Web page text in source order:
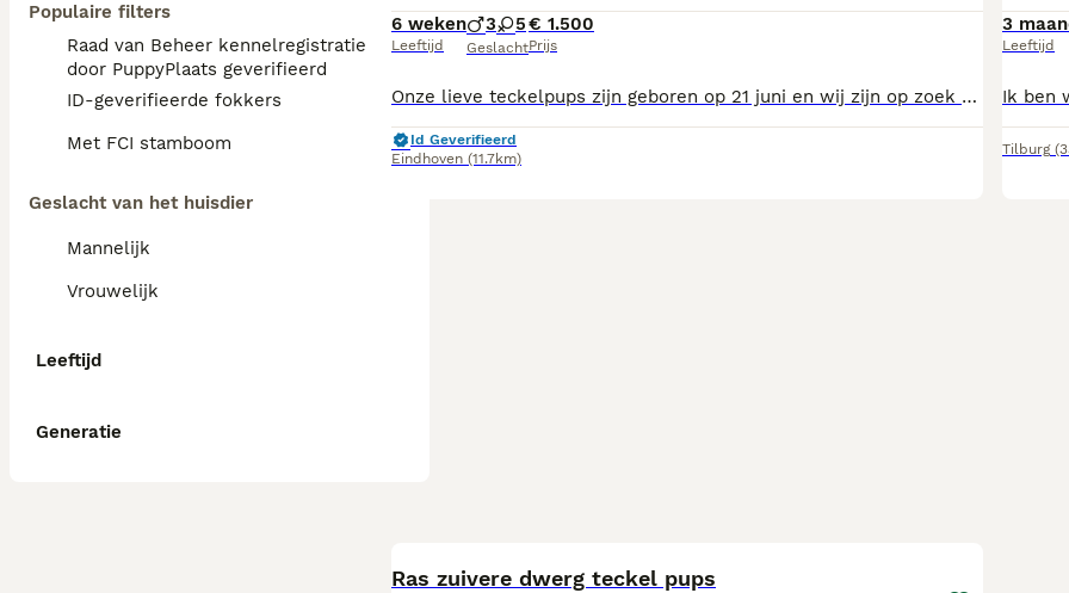
Populaire filters
Raad van Beheer kennelregistratie
door PuppyPlaats geverifieerd
ID-geverifieerde fokkers
Met FCI stamboom
Geslacht van het huisdier
Mannelijk
Vrouwelijk
Leeftijd
Generatie
6 weken
Leeftijd
3 5
Geslacht
€ 1.500
Prijs
Onze lieve teckelpups zijn geboren op 21 juni en wij zijn op zoek naar een warm en liefdevol nieuw thuis. Het nest bestaat uit 8 pups: 3 reutjes en 5 teefjes. De pups groeien op in onze woonkamer en zijn daardoor gewend aan alle dagelijkse geluiden in huis. Ze groeien ook op samen met ander hondjes, waardoor ze goed gesocialiseerd worden. De pups zijn al volgens schema ontwormd en zullen, wanneer ze oud genoeg zijn, worden gevaccineerd en gechipt. Ze mogen vanaf 16 augustus verhuizen naar hun nieuwe baasjes Wij vinden het belangrijk dat onze pups terechtkomen bij mensen die hen een liefdevol en blijvend thuis kunnen bieden. Heeft u interesse of wilt u meer informatie? Neem gerust contact met ons op. Een kennismaking is mogelijk vanaf 25 juli
Id Geverifieerd
Eindhoven (11.7km)
3
Leeftijd
Tilburg
Ras zuivere dwerg teckel pups